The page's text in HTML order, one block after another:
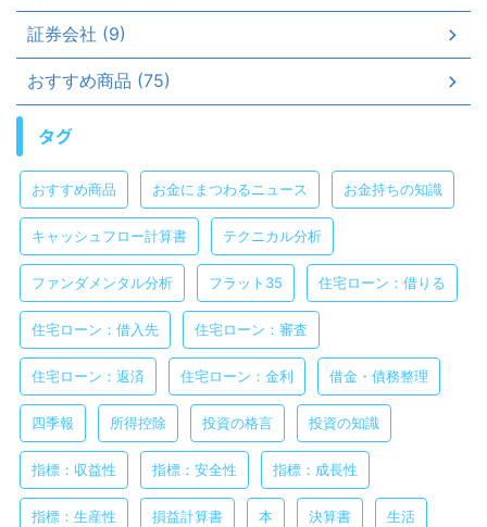
証券会社 (9)
おすすめ商品 (75)
タグ
おすすめ商品 お金にまつわるニュース お金持ちの知識
キャッシュフロー計算書 テクニカル分析
ファンダメンタル分析 フラット35 住宅ローン：借りる
住宅ローン：借入先 住宅ローン：審査
住宅ローン：返済 住宅ローン：金利 借金・債務整理
四季報 所得控除 投資の格言 投資の知識
指標：収益性 指標：安全性 指標：成長性
指標：生産性 損益計算書 本 決算書 生活